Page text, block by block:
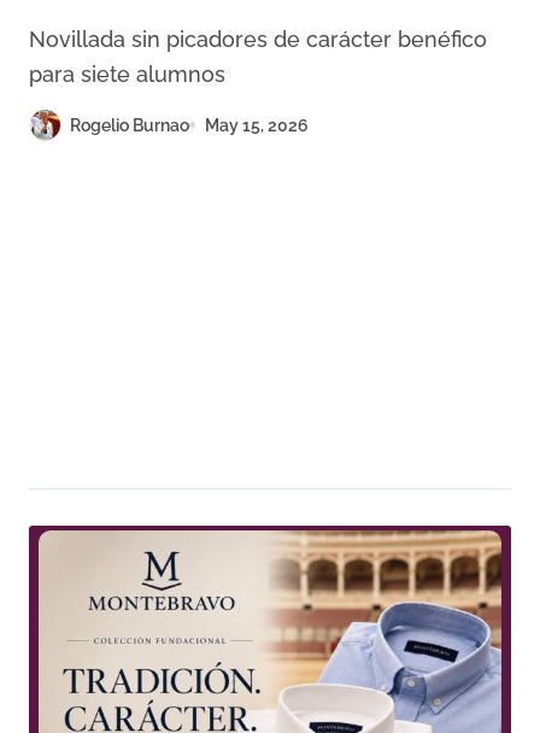
Novillada sin picadores de carácter benéfico
para siete alumnos
Rogelio Burnao May 15, 2026